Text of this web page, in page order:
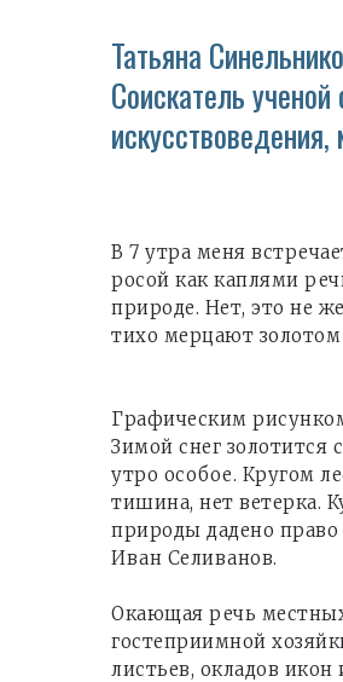
Татьяна
Соискатель
искусствоведения,
В 7 утра меня
росой как каплями
природе. Нет, это не
тихо мерцают золотом
Графическим
Зимой снег золотится
утро особое. Кругом
тишина, нет ветерка.
природы дадено право
Иван Селиванов.
Окающая речь
гостеприимной
листьев, окладов икон